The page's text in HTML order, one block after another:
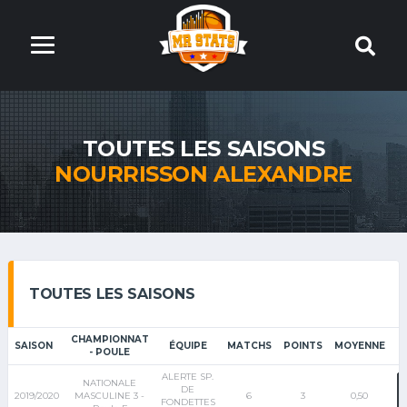
TOUTES LES SAISONS
NOURRISSON ALEXANDRE
TOUTES LES SAISONS
SAISON
CHAMPIONNAT
- POULE
ÉQUIPE MATCHS POINTS MOYENNE
2019/2020
NATIONALE
MASCULINE 3 -
ALERTE SP.
DE
FONDETTES
6 3 0,50